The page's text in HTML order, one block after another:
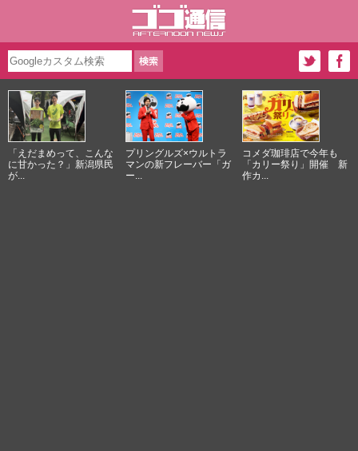
「えだまめって、こんな
に甘かった？」新潟県民
が...
プリングルズ×ウルトラ
マンの新フレーバー「ガ
ー...
コメダ珈琲店で今年も
「カリー祭り」開催 新
作カ...